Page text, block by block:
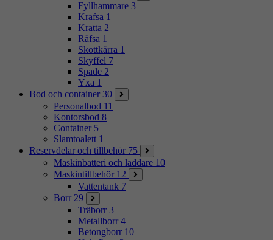
Fyllhammare 3
Krafsa 1
Kratta 2
Räfsa 1
Skottkärra 1
Skyffel 7
Spade 2
Yxa 1
Bod och container 30
Personalbod 11
Kontorsbod 8
Container 5
Slamtoalett 1
Reservdelar och tillbehör 75
Maskinbatteri och laddare 10
Maskintillbehör 12
Vattentank 7
Borr 29
Träborr 3
Metallborr 4
Betongborr 10